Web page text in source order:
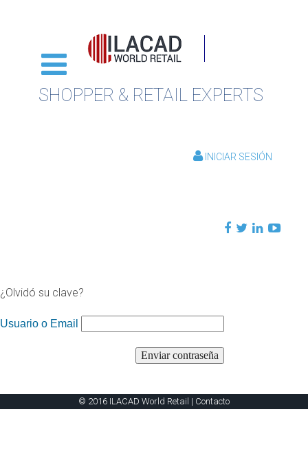
SHOPPER & RETAIL EXPERTS
INICIAR SESIÓN
¿Olvidó su clave?
Usuario o Email
© 2016 ILACAD World Retail | Contacto